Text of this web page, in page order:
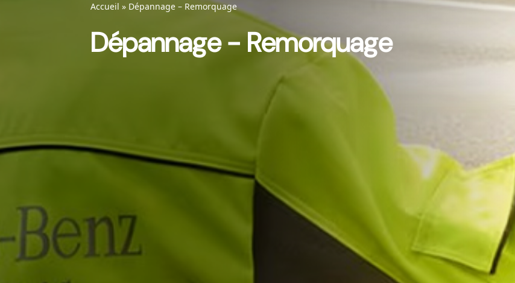
Accueil » Dépannage – Remorquage
Dépannage - Remorquage